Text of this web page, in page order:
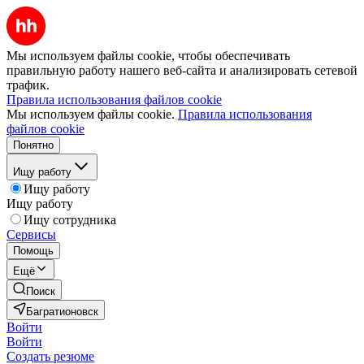
Мы используем файлы cookie, чтобы обеспечивать
правильную работу нашего веб-сайта и анализировать сетевой
трафик.
Правила использования файлов cookie
Мы используем файлы cookie. Правила использования
файлов cookie
Понятно
Ищу работу
Ищу работу
Ищу работу
Ищу сотрудника
Сервисы
Помощь
Ещё
Поиск
Багратионовск
Войти
Войти
Создать резюме